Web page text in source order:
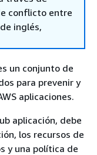
conflicto entre
inglés,
un conjunto de
para prevenir y
aplicaciones.
aplicación, debe
los recursos de
y una política de